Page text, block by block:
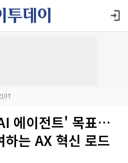
/IT
에이전트' 목표…
하는 AX 혁신 로드